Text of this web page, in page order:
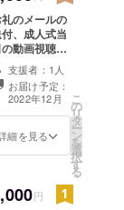
のメールの
、成人式当
の動画視聴
の送付、成
式当日の動画
ンドロール
お名前記載 ※
時、必ず備
欄に掲載を希
支援者：1人
お届け予定：
2022年12月
細を見る
こ
の
リ
タ
ー
ン
を
選
択
す
る
円